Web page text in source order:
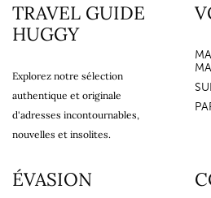
TRAVEL GUIDE
HUGGY
Explorez notre sélection
authentique et originale
d'adresses incontournables,
nouvelles et insolites.
ÉVASION